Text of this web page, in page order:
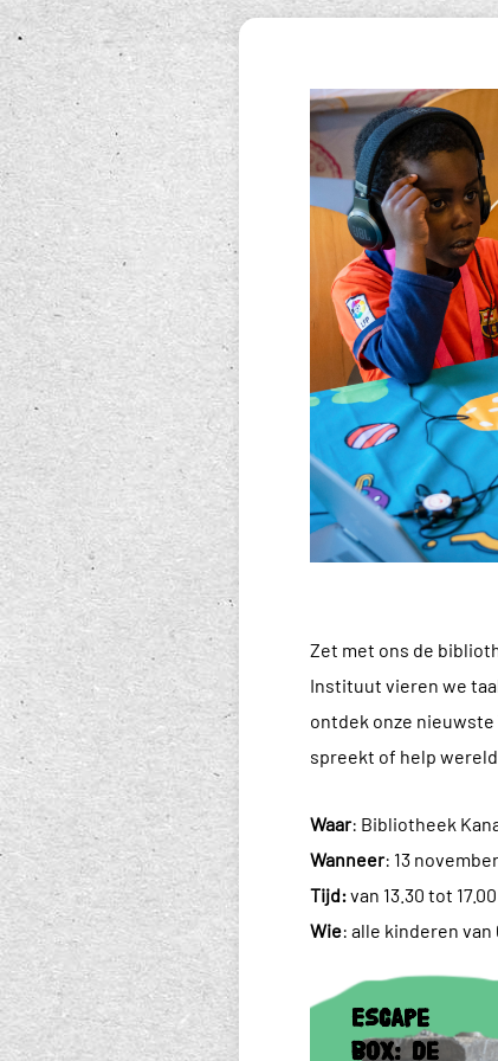
Zet met ons de
Instituut vieren we
ontdek onze nieuwste
spreekt of help
Waar: Bibliotheek
Wanneer: 13 november
Tijd:van 13.30 tot 17.00
Wie: alle kinderen van
Escape
box:
Escape
box: de